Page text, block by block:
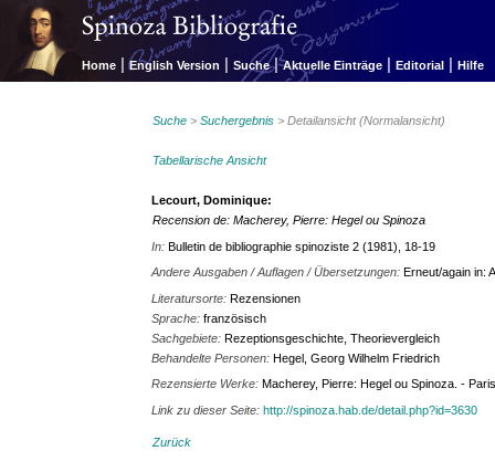
Home | English Version | Suche | Aktuelle Einträge | Editorial | Hilfe
Suche >Suchergebnis > Detailansicht (Normalansicht)
Tabellarische Ansicht
Lecourt, Dominique:
Recension de: Macherey, Pierre: Hegel ou Spinoza
In:Bulletin de bibliographie spinoziste 2 (1981), 18-19
Andere Ausgaben / Auflagen / Übersetzungen:Erneut/again in:
Literatursorte:Rezensionen
Sprache:französisch
Sachgebiete:Rezeptionsgeschichte, Theorievergleich
Behandelte Personen:Hegel, Georg Wilhelm Friedrich
Rezensierte Werke:Macherey, Pierre: Hegel ou Spinoza. -
Link zu dieser Seite:http://spinoza.hab.de/detail.php?id=3630
Zurück